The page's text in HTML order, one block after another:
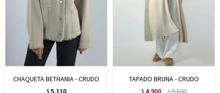
CHAQUETA BETHANIA - CRUDO
$ 5.110
TAPADO BRUNA - CRUDO
$ 4.900 $9.800